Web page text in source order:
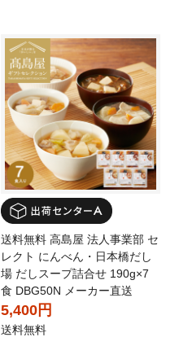
送料無料 高島屋 法人事業部 セ
レクト にんべん・日本橋だし
場 だしスープ詰合せ 190g×7
食 DBG50N メーカー直送
5,400円
送料無料